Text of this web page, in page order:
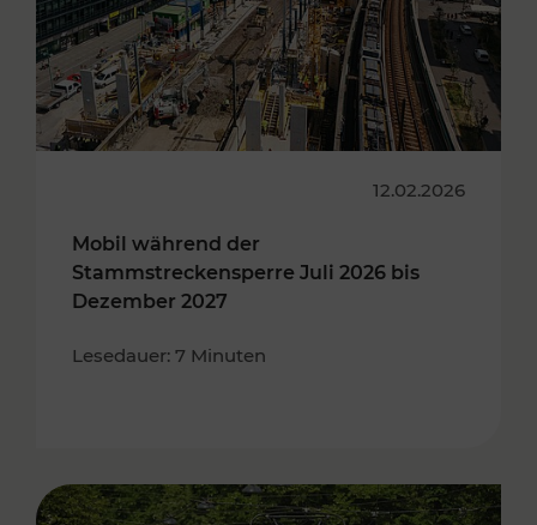
12.02.2026
Mobil während der
Stammstreckensperre Juli 2026 bis
Dezember 2027
Lesedauer: 7 Minuten